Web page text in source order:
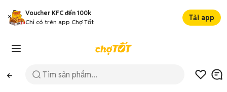
Voucher KFC đến 100k
Chỉ có trên app Chợ Tốt
Tải app